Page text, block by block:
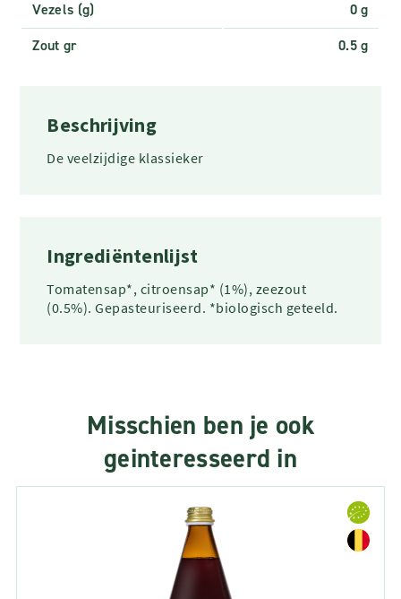
Vezels (g)
0 g
Zout gr
0.5 g
Beschrijving
De veelzijdige klassieker
Ingrediëntenlijst
Tomatensap*, citroensap* (1%), zeezout
(0.5%). Gepasteuriseerd. *biologisch geteeld.
Misschien ben je ook
geinteresseerd in